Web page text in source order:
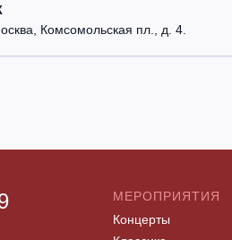
Комсомольская пл., д. 4.
МЕРОПРИЯТИЯ
Концерты